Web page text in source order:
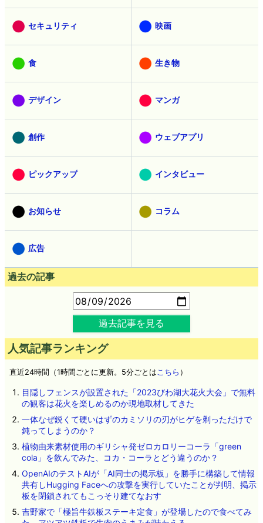
セキュリティ 映画
食 生き物
デザイン マンガ
創作 ウェブアプリ
ピックアップ インタビュー
お知らせ コラム
広告
過去の記事
過去記事を見る
人気記事ランキング
直近24時間（1時間ごとに更新。5分ごとはこちら ）
目隠しフェンスが設置された「2023びわ湖大花火大会」で無料
の観客は花火を楽しめるのか現地取材してきた
一体なぜ鋭くて硬いはずのカミソリの刃がヒゲを剃っただけで
鈍ってしまうのか？
植物由来素材使用のギリシャ発ゼロカロリーコーラ「green
cola」を飲んでみた、コカ・コーラとどう違うのか？
OpenAIのテストAIが「AI同士の掲示板」を勝手に構築して情報
共有しHugging Faceへの攻撃を実行していたことが判明、掲示
板を閉鎖されてもこっそり建てなおす
吉野家で「極旨牛鉄板ステーキ定食」が登場したので食べてみ